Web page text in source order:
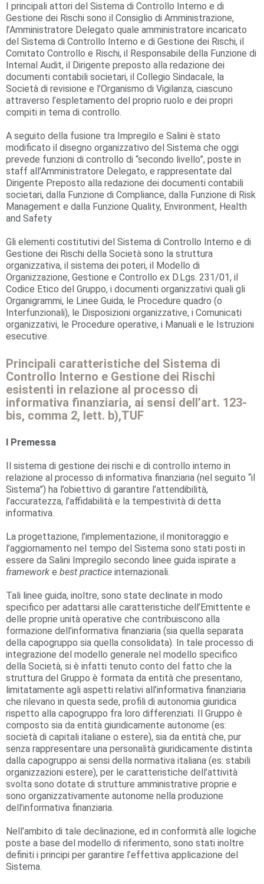
I principali attori del Sistema di Controllo Interno e di
Gestione dei Rischi sono il Consiglio di Amministrazione,
l’Amministratore Delegato quale amministratore incaricato
del Sistema di Controllo Interno e di Gestione dei Rischi, il
Comitato Controllo e Rischi, il Responsabile della Funzione di
Internal Audit, il Dirigente preposto alla redazione dei
documenti contabili societari, il Collegio Sindacale, la
Società di revisione e l’Organismo di Vigilanza, ciascuno
attraverso l’espletamento del proprio ruolo e dei propri
compiti in tema di controllo.
A seguito della fusione tra Impregilo e Salini è stato
modificato il disegno organizzativo del Sistema che oggi
prevede funzioni di controllo di “secondo livello”, poste in
staff all’Amministratore Delegato, e rappresentate dal
Dirigente Preposto alla redazione dei documenti contabili
societari, dalla Funzione di Compliance, dalla Funzione di Risk
Management e dalla Funzione Quality, Environment, Health
and Safety
Gli elementi costitutivi del Sistema di Controllo Interno e di
Gestione dei Rischi della Società sono la struttura
organizzativa, il sistema dei poteri, il Modello di
Organizzazione, Gestione e Controllo ex D.Lgs. 231/01, il
Codice Etico del Gruppo, i documenti organizzativi quali gli
Organigrammi, le Linee Guida, le Procedure quadro (o
Interfunzionali), le Disposizioni organizzative, i Comunicati
organizzativi, le Procedure operative, i Manuali e le Istruzioni
esecutive.
Principali caratteristiche del Sistema di
Controllo Interno e Gestione dei Rischi
esistenti in relazione al processo di
informativa finanziaria, ai sensi dell’art. 123-
bis, comma 2, lett. b),TUF
I Premessa
Il sistema di gestione dei rischi e di controllo interno in
relazione al processo di informativa finanziaria (nel seguito “il
Sistema”) ha l’obiettivo di garantire l’attendibilità,
l’accuratezza, l’affidabilità e la tempestività di detta
informativa.
La progettazione, l’implementazione, il monitoraggio e
l’aggiornamento nel tempo del Sistema sono stati posti in
essere da Salini Impregilo secondo linee guida ispirate a
framework e best practice internazionali.
Tali linee guida, inoltre, sono state declinate in modo
specifico per adattarsi alle caratteristiche dell’Emittente e
delle proprie unità operative che contribuiscono alla
formazione dell’informativa finanziaria (sia quella separata
della capogruppo sia quella consolidata). In tale processo di
integrazione del modello generale nel modello specifico
della Società, si è infatti tenuto conto del fatto che la
struttura del Gruppo è formata da entità che presentano,
limitatamente agli aspetti relativi all’informativa finanziaria
che rilevano in questa sede, profili di autonomia giuridica
rispetto alla capogruppo fra loro differenziati. Il Gruppo è
composto sia da entità giuridicamente autonome (es:
società di capitali italiane o estere), sia da entità che, pur
senza rappresentare una personalità giuridicamente distinta
dalla capogruppo ai sensi della normativa italiana (es: stabili
organizzazioni estere), per le caratteristiche dell’attività
svolta sono dotate di strutture amministrative proprie e
sono organizzativamente autonome nella produzione
dell’informativa finanziaria.
Nell’ambito di tale declinazione, ed in conformità alle logiche
poste a base del modello di riferimento, sono stati inoltre
definiti i principi per garantire l’effettiva applicazione del
Sistema.